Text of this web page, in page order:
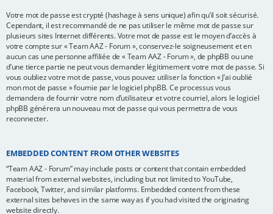
Votre mot de passe est crypté (hashage à sens unique) afin qu’il soit sécurisé.
Cependant, il est recommandé de ne pas utiliser le même mot de passe sur
plusieurs sites Internet différents. Votre mot de passe est le moyen d’accès à
votre compte sur « Team AAZ - Forum », conservez-le soigneusement et en
aucun cas une personne affiliée de « Team AAZ - Forum », de phpBB ou une
d’une tierce partie ne peut vous demander légitimement votre mot de passe. Si
vous oubliez votre mot de passe, vous pouvez utiliser la fonction « J’ai oublié
mon mot de passe » fournie par le logiciel phpBB. Ce processus vous
demandera de fournir votre nom d’utilisateur et votre courriel, alors le logiciel
phpBB générera un nouveau mot de passe qui vous permettra de vous
reconnecter.
EMBEDDED CONTENT FROM OTHER WEBSITES
“Team AAZ - Forum” may include posts or content that contain embedded
material from external websites, including but not limited to YouTube,
Facebook, Twitter, and similar platforms. Embedded content from these
external sites behaves in the same way as if you had visited the originating
website directly.